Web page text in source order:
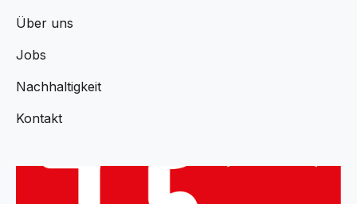
Über uns
Jobs
Nachhaltigkeit
Kontakt